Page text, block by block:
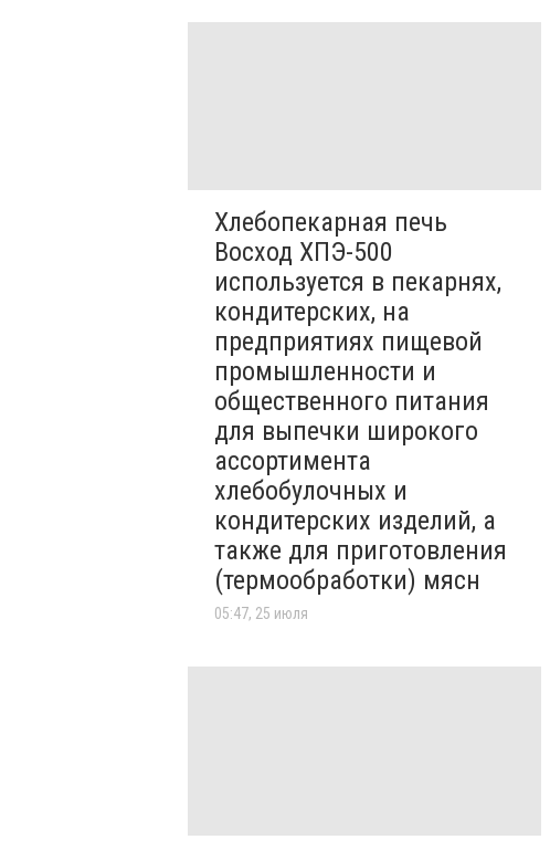
Хлебопекарная печь
Восход ХПЭ-500
используется в пекарнях,
кондитерских, на
предприятиях пищевой
промышленности и
общественного питания
для выпечки широкого
ассортимента
хлебобулочных и
кондитерских изделий, а
также для приготовления
(термообработки) мясн
05:47, 25 июля